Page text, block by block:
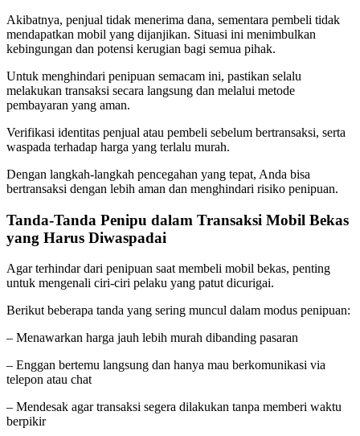
Akibatnya, penjual tidak menerima dana, sementara pembeli tidak
mendapatkan mobil yang dijanjikan. Situasi ini menimbulkan
kebingungan dan potensi kerugian bagi semua pihak.
Untuk menghindari penipuan semacam ini, pastikan selalu
melakukan transaksi secara langsung dan melalui metode
pembayaran yang aman.
Verifikasi identitas penjual atau pembeli sebelum bertransaksi, serta
waspada terhadap harga yang terlalu murah.
Dengan langkah-langkah pencegahan yang tepat, Anda bisa
bertransaksi dengan lebih aman dan menghindari risiko penipuan.
Tanda-Tanda Penipu dalam Transaksi Mobil Bekas
yang Harus Diwaspadai
Agar terhindar dari penipuan saat membeli mobil bekas, penting
untuk mengenali ciri-ciri pelaku yang patut dicurigai.
Berikut beberapa tanda yang sering muncul dalam modus penipuan:
– Menawarkan harga jauh lebih murah dibanding pasaran
– Enggan bertemu langsung dan hanya mau berkomunikasi via
telepon atau chat
– Mendesak agar transaksi segera dilakukan tanpa memberi waktu
berpikir